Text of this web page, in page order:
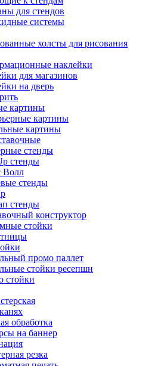
для стендов
системы
холсты для рисования
наклейки
для магазинов
на дверь
картины
картины
картины
стенды
стенды
Волл
стенды
стенды
конструктор
стойки
промо паллет
стойки ресепшн
стойки
обработка
на баннер
резка